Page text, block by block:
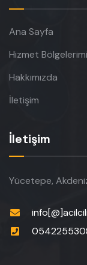
Ana Sayfa
Hizmet
Hakkımızda
İletişim
İletişim
Yücetepe,